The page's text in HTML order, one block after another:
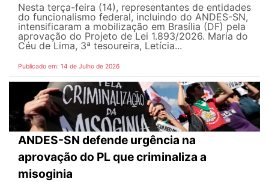
Nesta terça-feira (14), representantes de entidades
do funcionalismo federal, incluindo do ANDES-SN,
intensificaram a mobilização em Brasília (DF) pela
aprovação do Projeto de Lei 1.893/2026. Maria do
Céu de Lima, 3ª tesoureira, Letícia...
Publicado em: 14 de Julho de 2026
ANDES-SN defende urgência na
aprovação do PL que criminaliza a
misoginia